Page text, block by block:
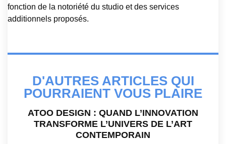
fonction de la notoriété du studio et des services
additionnels proposés.
D'AUTRES ARTICLES QUI
POURRAIENT VOUS PLAIRE
ATOO DESIGN : QUAND L’INNOVATION
TRANSFORME L’UNIVERS DE L’ART
CONTEMPORAIN